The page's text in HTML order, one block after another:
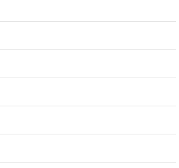
カテゴリー